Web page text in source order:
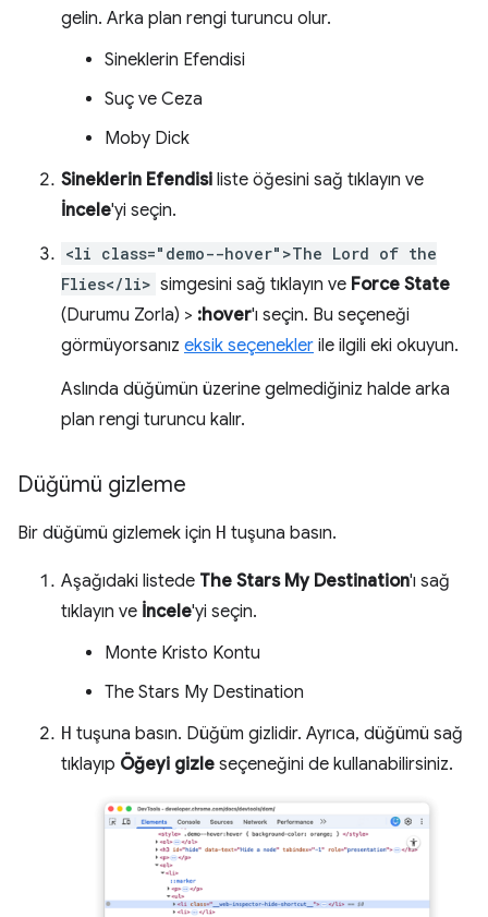
gelin. Arka plan rengi turuncu olur.
Sineklerin Efendisi
Suç ve Ceza
Moby Dick
Sineklerin Efendisi liste öğesini sağ tıklayın ve
İncele'yi seçin.
<li class="demo--hover">The Lord of the
Flies</li> simgesini sağ tıklayın ve Force State
(Durumu Zorla) > :hover'ı seçin. Bu seçeneği
görmüyorsanız eksik seçenekler ile ilgili eki okuyun.
Aslında düğümün üzerine gelmediğiniz halde arka
plan rengi turuncu kalır.
Düğümü gizleme
Bir düğümü gizlemek için H tuşuna basın.
Aşağıdaki listede The Stars My Destination'ı sağ
tıklayın ve İncele'yi seçin.
Monte Kristo Kontu
The Stars My Destination
H tuşuna basın. Düğüm gizlidir. Ayrıca, düğümü sağ
tıklayıp Öğeyi gizle seçeneğini de kullanabilirsiniz.